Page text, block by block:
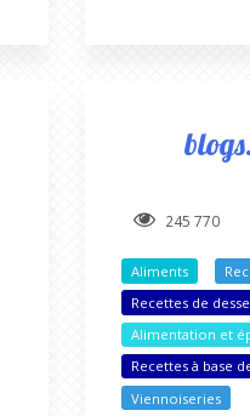
245 770
Aliments
Recettes de
Alimentation et
Recettes à base
Viennoiseries